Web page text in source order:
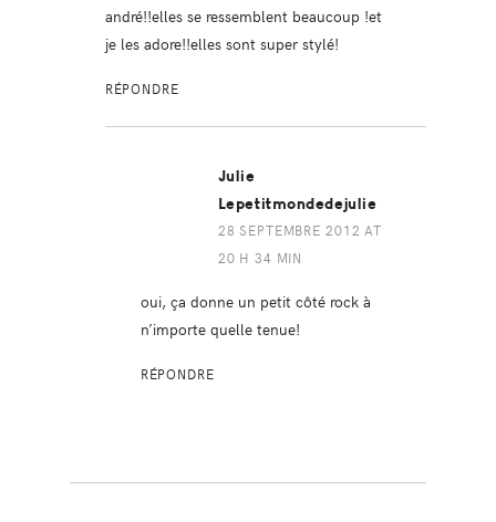
andré!!elles se ressemblent beaucoup !et
je les adore!!elles sont super stylé!
RÉPONDRE
Julie
Lepetitmondedejulie
28 SEPTEMBRE 2012 AT
20 H 34 MIN
oui, ça donne un petit côté rock à
n’importe quelle tenue!
RÉPONDRE